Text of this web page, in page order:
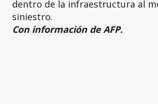
dentro de la infraestructura al
siniestro.
Con información de AFP.